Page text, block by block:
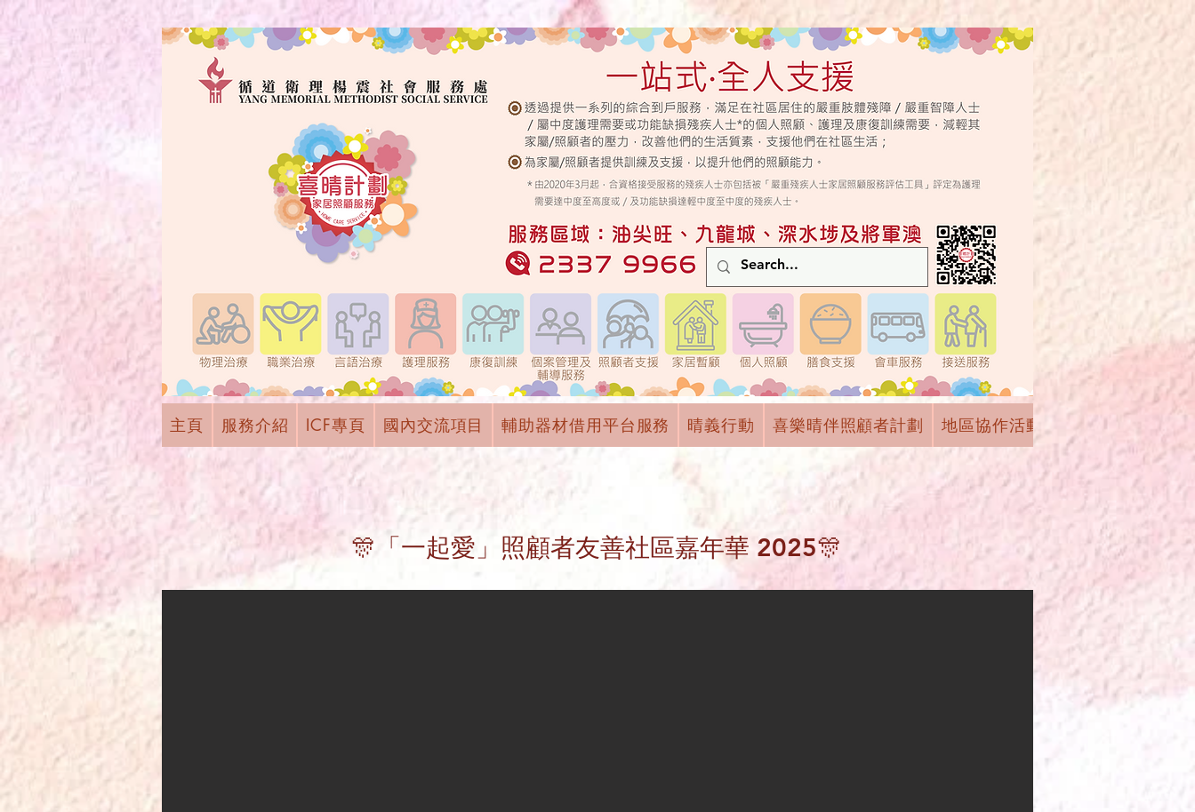
主頁 服務介紹 ICF專頁 國內交流項目 輔助器材借用平台服務 晴義行動 喜樂晴伴照顧者計劃 地區協作活動 機構活動
🎊「一起愛」照顧者友善社區嘉年華 2025🎊